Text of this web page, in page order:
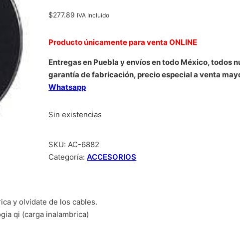
$277.89 IVA Incluido
Producto únicamente para venta ONLINE
Entregas en Puebla y envíos en todo México, todos
garantía de fabricación, precio especial a venta
Whatsapp
Sin existencias
SKU:AC-6882
Categoría:ACCESORIOS
y olvidate de los cables.
qi (carga inalambrica)